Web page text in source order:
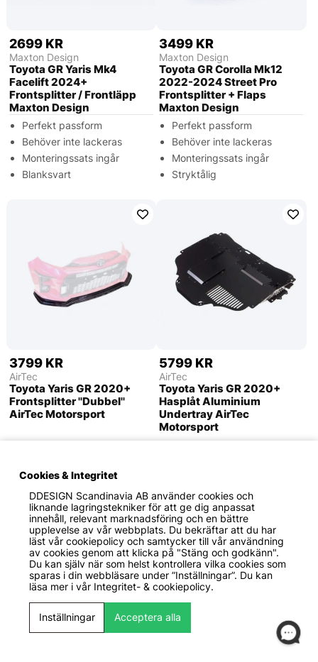
2699 KR
Maxton Design
Toyota GR Yaris Mk4
Facelift 2024+
Frontsplitter / Frontläpp
Maxton Design
Perfekt passform
Behöver inte lackeras
Monteringssats ingår
Blanksvart
3499 KR
Maxton Design
Toyota GR Corolla Mk12
2022-2024 Street Pro
Frontsplitter + Flaps
Maxton Design
Perfekt passform
Behöver inte lackeras
Monteringssats ingår
Stryktålig
3799 KR
AirTec
Toyota Yaris GR 2020+
Frontsplitter ''Dubbel''
AirTec Motorsport
5799 KR
AirTec
Toyota Yaris GR 2020+
Hasplåt Aluminium
Undertray AirTec
Motorsport
2699 KR
Maxton Design
Toyota GT86 2012-2016
2699 KR
Maxton Design
Toyota Yaris Mk4 2019+
Frontsplitter V.2 Maxton
Cookies & Integritet
DDESIGN Scandinavia ABanvänder cookies och
liknande lagringstekniker för att ge dig anpassat
innehåll, relevant marknadsföring och en bättre
upplevelse av vår webbplats. Du bekräftar att du har
läst vår cookiepolicy och samtycker till vår användning
av cookies genom att klicka på "Stäng och godkänn".
Du kan själv när som helst kontrollera vilka cookies som
sparas i din webbläsare under ”Inställningar”. Du kan
läsa mer i vår Integritet- & cookiepolicy.
Inställningar Acceptera alla